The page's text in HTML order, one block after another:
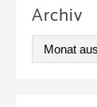
Archiv